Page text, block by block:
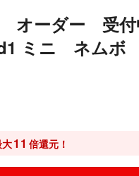
オーダー 受
ミニ ネムボ
11 倍還元！